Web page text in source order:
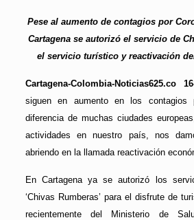
Pese al aumento de contagios por
Cartagena se autorizó el servicio de
el servicio turístico y reactivación
Cartagena-Colombia-Noticias625.co
siguen en aumento en los contagios
diferencia de muchas ciudades
actividades en nuestro país, nos
abriendo en la llamada reactivación
En Cartagena ya se autorizó los
‘Chivas Rumberas’ para el disfrute de
recientemente del Ministerio de